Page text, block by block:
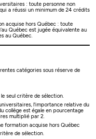
: toute personne non
a réussi un minimum de 24 crédits
acquise hors Québec : toute
Québec est jugée équivalente au
au Québec.
catégories sous réserve de
seul critère de sélection.
l'importance relative du
collège est égale en pourcentage
multiplié par 2.
formation acquise hors Québec
de sélection.